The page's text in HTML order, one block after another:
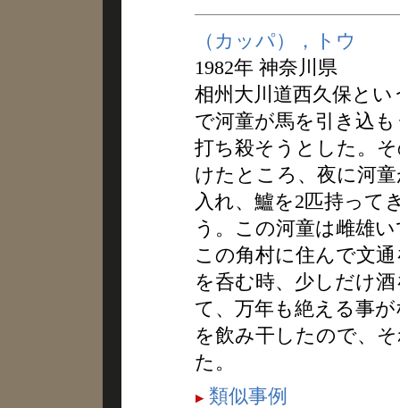
（カッパ），トウ
1982年 神奈川県
相州大川道西久保と
で河童が馬を引き込
打ち殺そうとした。
けたところ、夜に河
入れ、鱸を2匹持って
う。この河童は雌雄
この角村に住んで文
を呑む時、少しだけ
て、万年も絶える事
を飲み干したので、
た。
類似事例